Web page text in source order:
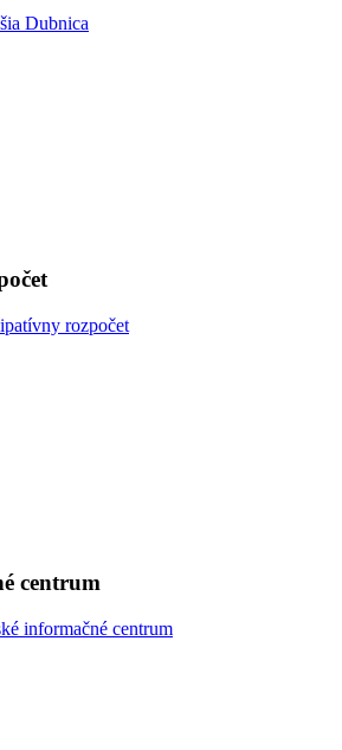
centrum